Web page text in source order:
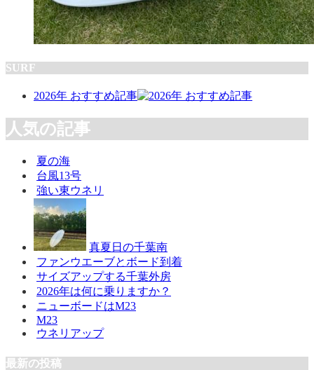
SURF
2026年 おすすめ記事
人気の記事
夏の海
台風13号
強い東ウネリ
真夏日の千葉南
ファンウエーブとボード到着
サイズアップする千葉外房
2026年は何に乗りますか？
ニューボードはM23
M23
ウネリアップ
最新の投稿